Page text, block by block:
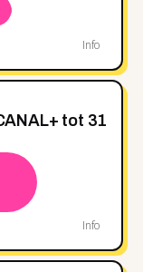
Info
tot 31
Info